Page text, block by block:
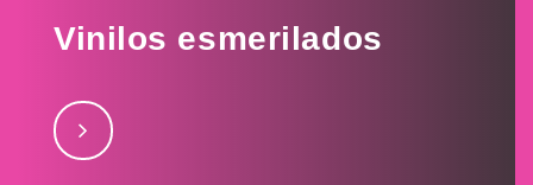
Vinilos esmerilados
2017Esmeriladosjulio 28, 2017Defensor Sporting Club